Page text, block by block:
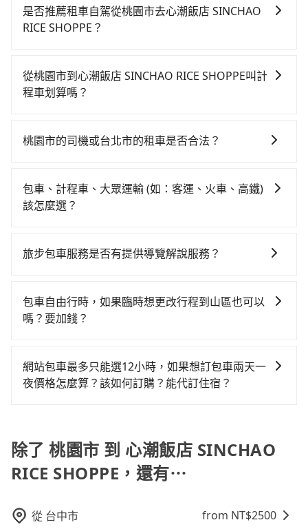
最佳選擇，高鐵較貴、費時、轉車麻煩！桃園-台北雖然
一天最多時有74班車次，從最早06:49到23:40，過了末
費約700元、車程約40分鐘。抵達高鐵站後，步行進
站、現場購票並於月台排隊的時間約15分鐘，再乘坐
班的計程車，搭上小黃後約花30分鐘、車費300元後，
交通費總計1,160元。但如果全程使用tripool並到府專
車接送，則僅需花費約1,010元，費時43分鐘。選擇搭乘
預約tripool！
是否推薦租車自駕從桃園市去心潮飯店 SINCHAO
RICE SHOPPE？
選擇租車自駕，但花費可能不小。租車公司一般以天為
單位計費，小轎車如Toyota Yaris、Nissan Kicks，一
3元）、eTag（每公里約1元）、路邊停車（每小時約40
市與心潮飯店 SINCHAO RICE SHOPPE，不然就是需要
一次租用多天，如此預計小轎車的花費至少$2,200、九
從桃園市到心潮飯店 SINCHAO RICE SHOPPE叫計
程車划算嗎？
灣大車隊、Uber、Line Taxi、Yoxi等，如果在路邊攔不
車看看。依照里程跳錶計算，價格約為1,435~1,700元
間，但如改預約tripool可省高達$700。綜合以上，無論
桃園市的司機或台北市的租車是否合法？
車、私家車或野雞車在招攬生意，這不僅是違法可能被
警察臨檢並趕下車，出意外後保險公司更是不會提供任
風險。而tripool雇用的司機、使用的車輛以及配合的車
險。最好辨別叫的車是否合法，就看車牌的開頭，只要
不是R或T開頭的車，就一定是違法。
包車、計程車、大眾運輸 (如：客運、火車、高鐵)
該怎麼選？
擇： 預算：不同交通工具價格不同，可先確定您的預
比較寬鬆且不介意耗時轉乘可選大眾運輸或較貴的計程
車。 旅行人數：人數多時包車較方便舒適且每個人攤提
車，不趕時間即可選用大眾運輸。 便利性：需要便利性
和方便性可選包車和計程車，喜歡探險和體驗當地文化
旅步包車服務是否有提供導覽解說服務？
需要導覽服務，可事先透過電子郵件
booking@tripool.app聯繫我們，將有專人協助回覆確
包車自由行時，如果臨時想更改行程到山區也可以
嗎？要加錢？
旅步可能會根據行經的路線是否超過海拔1500公尺來進
行額外的費用收取。但是，這些費用會在您下訂單後、
網站包車最多只能選12小時，如果想訂包車兩天一
夜價格怎麼算？該如何訂購？能代訂住宿？
的行程。另外，目前旅步只提供接送服務，暫不提供代
訂住宿服務。
除了 桃園市 到 心潮飯店 SINCHAO
RICE SHOPPE，還有⋯
從 台中市 from NT$2500